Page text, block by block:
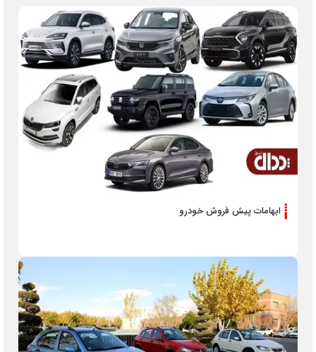
ابهامات پیش فروش خودرو